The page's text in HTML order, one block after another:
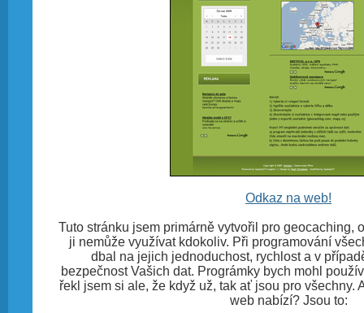
Odkaz na web!
Tuto stránku jsem primárně vytvořil pro geocaching,
ji nemůže využívat kdokoliv. Při programování
dbal na jejich jednoduchost, rychlost a v
bezpečnost Vašich dat. Prográmky bych mohl
řekl jsem si ale, že když už, tak ať jsou pro všechny.
web nabízí? Jsou to: